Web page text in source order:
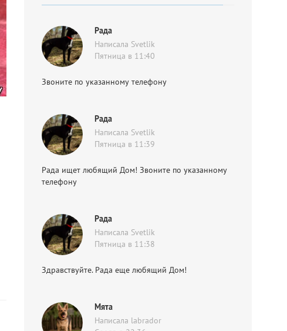
Рада
Написала Svetlik
Пятница в 11:40
Звоните по указанному телефону
Рада
Написала Svetlik
Пятница в 11:39
Рада ищет любящий Дом! Звоните по указанному
телефону
Рада
Написала Svetlik
Пятница в 11:38
Здравствуйте. Рада еще любящий Дом!
Мята
Написала labrador